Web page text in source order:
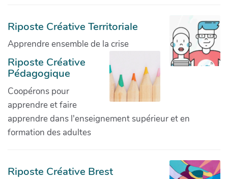
Riposte Créative Territoriale
Apprendre ensemble de la crise
Riposte Créative
Pédagogique
Coopérons pour
apprendre et faire
apprendre dans l'enseignement supérieur et en
formation des adultes
Riposte Créative Brest